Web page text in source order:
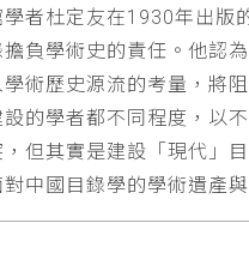
者杜定友在1930年出版
負學術史的責任。他認
術歷史源流的考量，將
的學者都不同程度，以
但其實是建設「現代」
中國目錄學的學術遺產